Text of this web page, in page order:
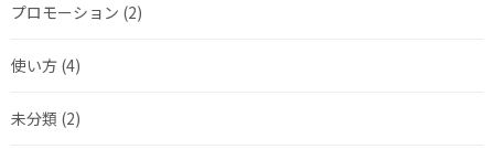
プロモーション (2)
使い方 (4)
未分類 (2)